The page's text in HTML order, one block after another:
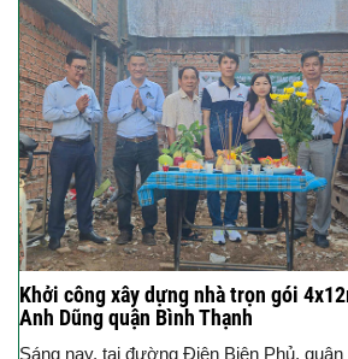
Khởi công xây dựng nhà trọn gói
Anh Dũng quận Bình Thạnh
Sáng nay, tại đường Điện Biên Phủ,